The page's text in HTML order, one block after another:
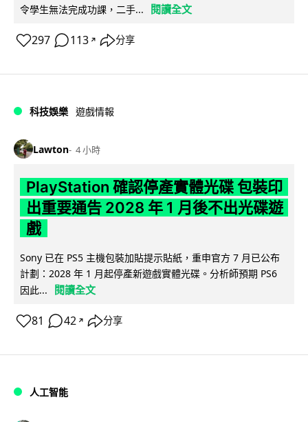
令學生無法完成功課，二手...
閱讀全文
297 113 ↗ 分享
科技娛樂 遊戲情報
Lawton 4 小時
PlayStation 確認停產實體光碟 包裝印
出重要通告 2028 年 1 月後不出光碟遊
戲
Sony 已在 PS5 主機包裝加貼提示貼紙，重申官方 7 月已公布
計劃：2028 年 1 月起停產新遊戲實體光碟。分析師預期 PS6
因此...
閱讀全文
81 42 ↗ 分享
人工智能